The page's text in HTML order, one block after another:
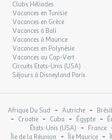
Clubs Héliades
Vacances en Tunisie
Vacances en Grèce
Vacances à Bali
Vacances à Maurice
Vacances en Polynésie
Vacances au Cap-Vert
Circuits Etats-Unis (USA)
Séjours à Disneyland Paris
Afrique Du Sud - Autriche - Brésil
- Croatie - Cuba - Égypte -
États-Unis (USA) - France
Île de la Réunion - Île Maurice -